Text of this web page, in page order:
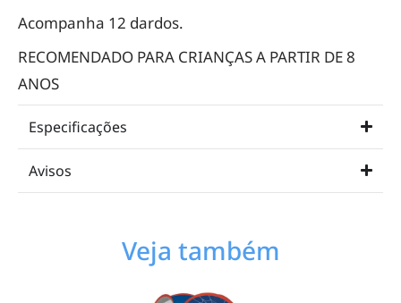
Acompanha 12 dardos.
RECOMENDADO PARA CRIANÇAS A PARTIR DE 8
ANOS
Especificações
Avisos
Veja também